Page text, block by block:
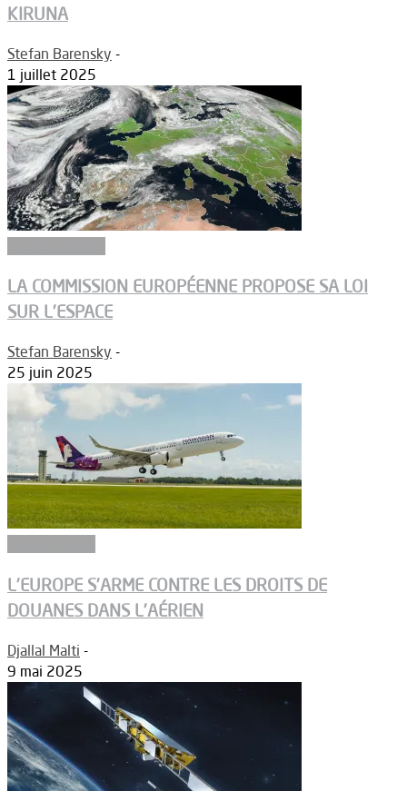
KIRUNA
Stefan Barensky -
1 juillet 2025
LA COMMISSION EUROPÉENNE PROPOSE SA LOI
SUR L’ESPACE
Stefan Barensky -
25 juin 2025
L’EUROPE S’ARME CONTRE LES DROITS DE
DOUANES DANS L’AÉRIEN
Djallal Malti -
9 mai 2025